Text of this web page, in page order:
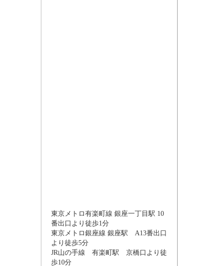
東京メトロ有楽町線 銀座一丁目駅 10
番出口より徒歩1分
東京メトロ銀座線 銀座駅 A13番出口
より徒歩5分
JR山の手線 有楽町駅 京橋口より徒
歩10分